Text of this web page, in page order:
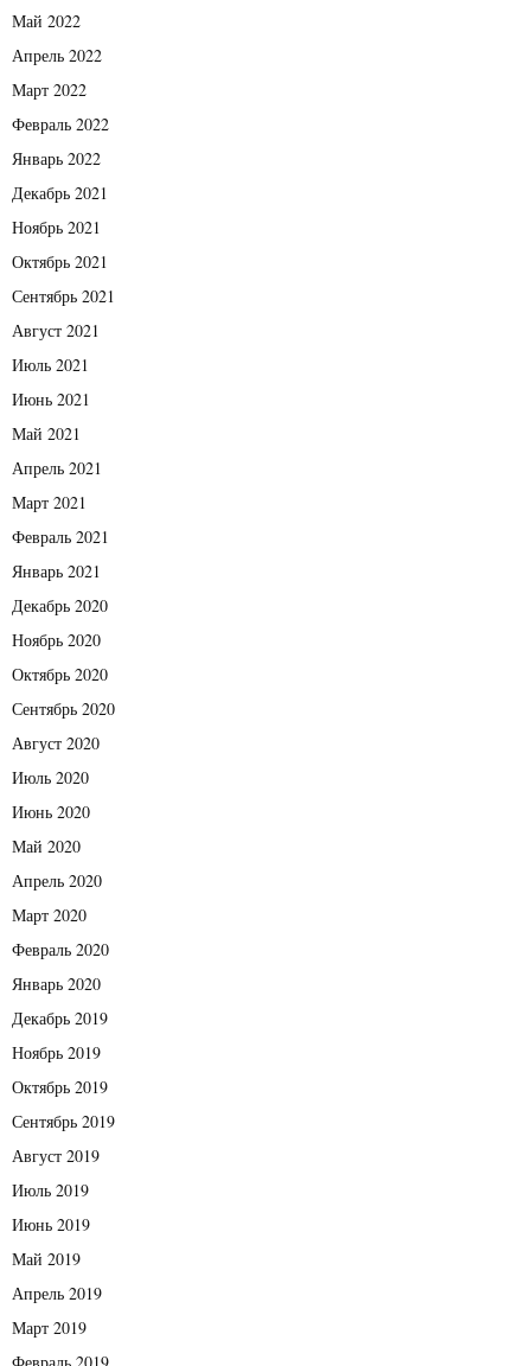
Май 2022
Апрель 2022
Март 2022
Февраль 2022
Январь 2022
Декабрь 2021
Ноябрь 2021
Октябрь 2021
Сентябрь 2021
Август 2021
Июль 2021
Июнь 2021
Май 2021
Апрель 2021
Март 2021
Февраль 2021
Январь 2021
Декабрь 2020
Ноябрь 2020
Октябрь 2020
Сентябрь 2020
Август 2020
Июль 2020
Июнь 2020
Май 2020
Апрель 2020
Март 2020
Февраль 2020
Январь 2020
Декабрь 2019
Ноябрь 2019
Октябрь 2019
Сентябрь 2019
Август 2019
Июль 2019
Июнь 2019
Май 2019
Апрель 2019
Март 2019